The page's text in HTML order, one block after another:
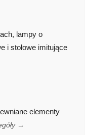
lampy o
i stołowe imitujące
elementy
→